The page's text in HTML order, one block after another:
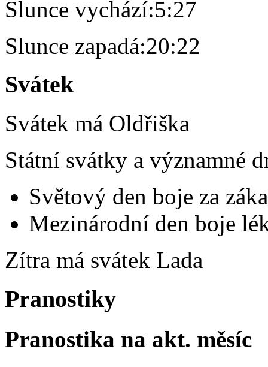
Slunce vychází:5:27
Slunce zapadá:20:22
Svátek
Svátek má Oldřiška
Státní svátky a významné
Světový den boje za
Mezinárodní den boje
Zítra má svátek Lada
Pranostiky
Pranostika na akt. měsíc